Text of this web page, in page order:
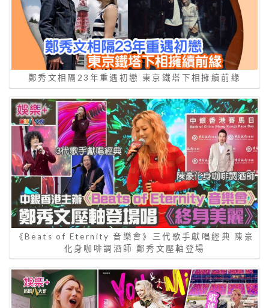
鄭秀文相隔23年重遇初戀 東京鐵塔下相擁續前緣
《Beats of Eternity 音樂會》三代歌手獻唱經典 陳豪
化身咖啡調酒師 鄭秀文壓軸登場